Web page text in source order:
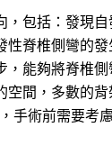
包括：發現
脊椎側彎的
，能夠將脊椎
間，多數的
術前需要